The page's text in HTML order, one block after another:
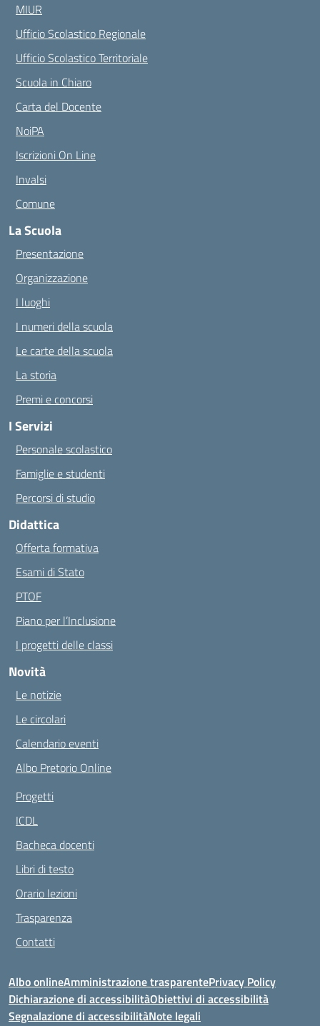
MIUR
Ufficio Scolastico Regionale
Ufficio Scolastico Territoriale
Scuola in Chiaro
Carta del Docente
NoiPA
Iscrizioni On Line
Invalsi
Comune
La Scuola
Presentazione
Organizzazione
I luoghi
I numeri della scuola
Le carte della scuola
La storia
Premi e concorsi
I Servizi
Personale scolastico
Famiglie e studenti
Percorsi di studio
Didattica
Offerta formativa
Esami di Stato
PTOF
Piano per l’Inclusione
I progetti delle classi
Novità
Le notizie
Le circolari
Calendario eventi
Albo Pretorio Online
Progetti
ICDL
Bacheca docenti
Libri di testo
Orario lezioni
Trasparenza
Contatti
Albo onlineAmministrazione trasparentePrivacy Policy
Dichiarazione di accessibilitàObiettivi di accessibilità
Segnalazione di accessibilitàNote legali